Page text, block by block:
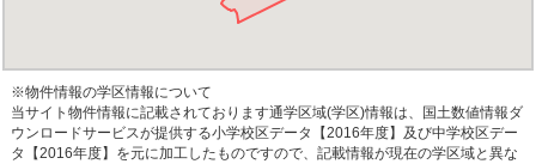
※物件情報の学区情報について
当サイト物件情報に記載されております通学区域(学区)情報は、国土数値情報ダ
ウンロードサービスが提供する小学校区データ【2016年度】及び中学校区デー
タ【2016年度】を元に加工したものですので、記載情報が現在の学区域と異な